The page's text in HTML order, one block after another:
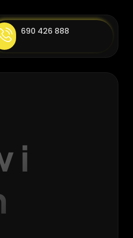
690 426 888
i